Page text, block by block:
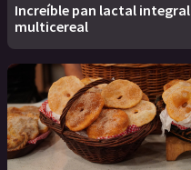
Increíble pan lactal integral
multicereal